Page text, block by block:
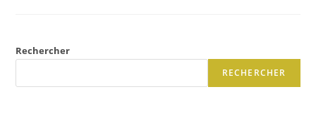
Rechercher
RECHERCHER